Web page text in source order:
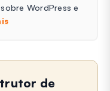
WordPress e
de